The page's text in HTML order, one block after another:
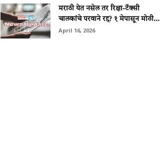
मराठी येत नसेल तर रिक्षा-टॅक्सी
चालकांचे परवाने रद्द? १ मेपासून मोठी...
April 16, 2026